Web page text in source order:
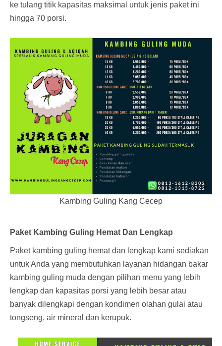
ke tulang titik kapasitas maksimal untuk jenis paket ini
hingga 70 porsi.
Kambing Guling Kang Cecep
Paket Kambing Guling Hemat Dan Lengkap
Paket kambing guling hemat dan lengkap kami sediakan
untuk Anda yang membutuhkan layanan hidangan bakar
kambing guling muda dengan pilihan menu yang lebih
lengkap dan kapasitas porsi yang lebih besar atau
banyak dilengkapi dengan kondimen olahan gulai atau
tongseng, air mineral dan kerupuk.